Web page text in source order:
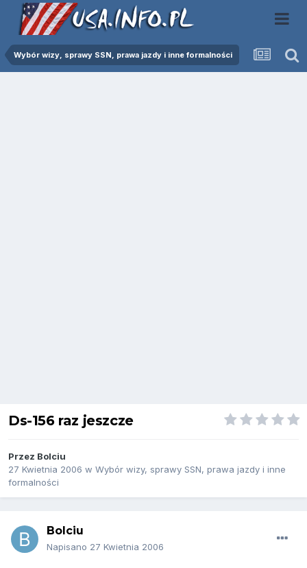
Wybór wizy, sprawy SSN, prawa jazdy i inne formalności
Ds-156 raz jeszcze
Przez Bolciu
27 Kwietnia 2006 w Wybór wizy, sprawy SSN, prawa jazdy i inne
formalności
Bolciu
Napisano 27 Kwietnia 2006